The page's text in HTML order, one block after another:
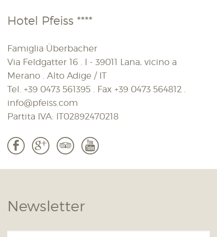
Hotel Pfeiss ****
Famiglia Überbacher
Via Feldgatter 16 . I - 39011 Lana, vicino a
Merano . Alto Adige / IT
Tel. +39 0473 561395 . Fax +39 0473 564812
info@pfeiss.com
Partita IVA: IT02892470218
b c 3 r
Newsletter